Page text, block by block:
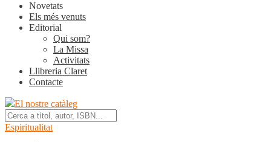
Novetats
Els més venuts
Editorial
Qui som?
La Missa
Activitats
Llibreria Claret
Contacte
El nostre catàleg
Espiritualitat